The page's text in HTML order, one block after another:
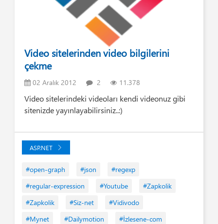
Video sitelerinden video bilgilerini
çekme
02 Aralık 2012 2 11.378
Video sitelerindeki videoları kendi videonuz gibi
sitenizde yayınlayabilirsiniz..:)
ASP.NET
#open-graph #json
#regexp
#regular-expression
#Youtube
#Zapkolik
#Zapkolik
#Siz-net
#Vidivodo
#Mynet
#Dailymotion
#İzlesene-com